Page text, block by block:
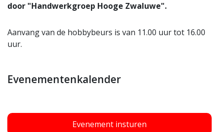
door "Handwerkgroep Hooge Zwaluwe".
Aanvang van de hobbybeurs is van 11.00 uur tot 16.00
uur.
Evenementenkalender
Evenement insturen